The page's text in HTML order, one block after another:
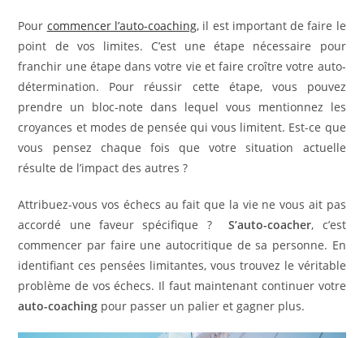
Pour commencer l’auto-coaching, il est important de faire le
point de vos limites. C’est une étape nécessaire pour
franchir une étape dans votre vie et faire croître votre auto-
détermination. Pour réussir cette étape, vous pouvez
prendre un bloc-note dans lequel vous mentionnez les
croyances et modes de pensée qui vous limitent. Est-ce que
vous pensez chaque fois que votre situation actuelle
résulte de l’impact des autres ?
Attribuez-vous vos échecs au fait que la vie ne vous ait pas
accordé une faveur spécifique ?S’auto-coacher, c’est
commencer par faire une autocritique de sa personne. En
identifiant ces pensées limitantes, vous trouvez le véritable
problème de vos échecs. Il faut maintenant continuer votre
auto-coaching pour passer un palier et gagner plus.